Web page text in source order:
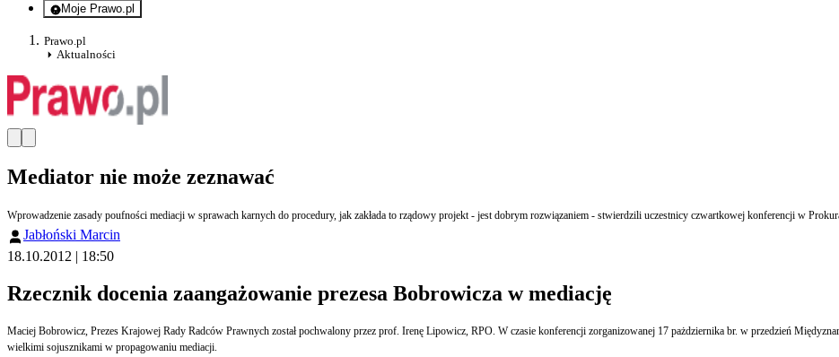
Moje Prawo.pl
- rejestracja i logowanie do serwisu
Prawo.pl
Aktualności
Mediator nie może zeznawać
Wprowadzenie zasady poufności mediacji w sprawach karnych do procedury, jak zakłada to rządowy projekt - jest dobrym rozwiązaniem - stwierdzili uczestnicy czwartkowej konferencji w
Jabłoński Marcin
18.10.2012 | 18:50
Rzecznik docenia zaangażowanie prezesa Bobrowicza w mediację
Maciej Bobrowicz, Prezes Krajowej Rady Radców Prawnych został pochwalony przez prof. Irenę Lipowicz, RPO. W czasie konferencji zorganizowanej 17 pażdziernika br. w przedzień
wielkimi sojusznikami w propagowaniu mediacji.